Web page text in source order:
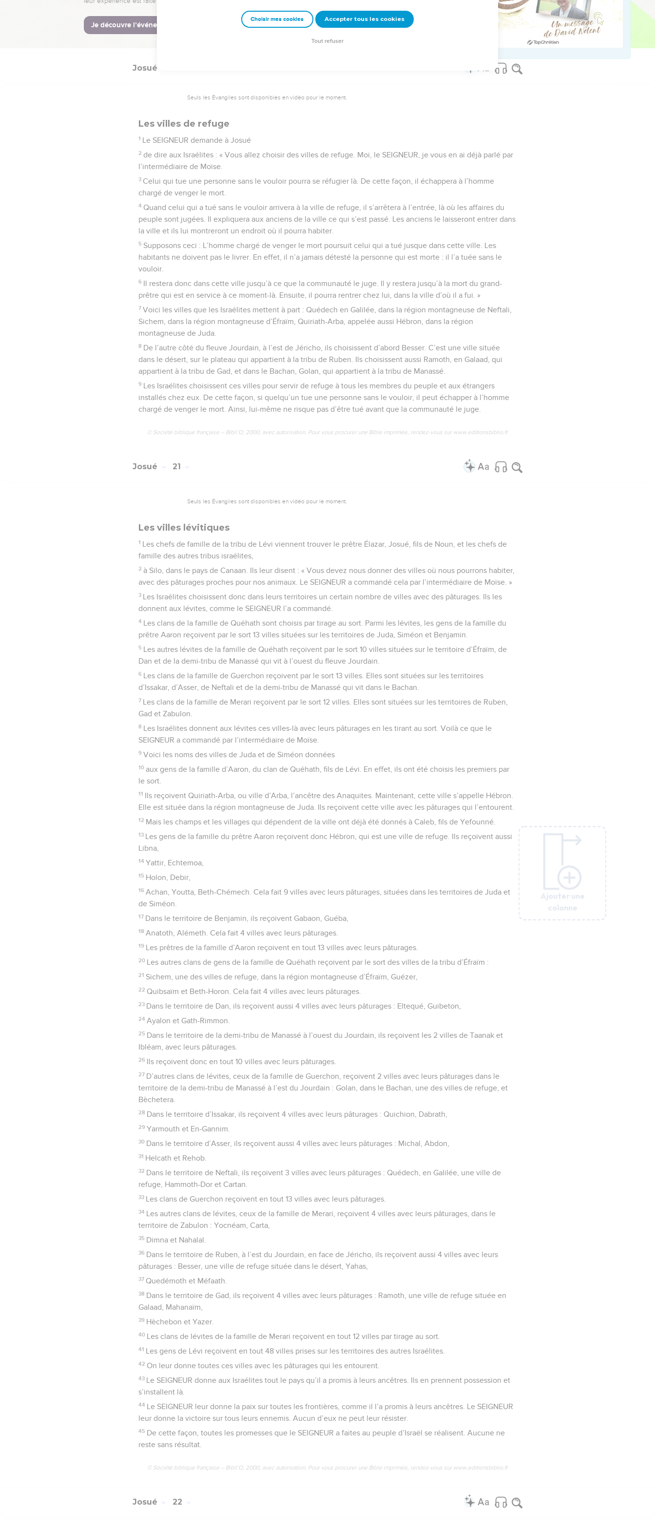
C’est ainsi qu’ils ont fini de partager le pays de Canaan.
© Société biblique française – Bibli’O, 2000, avec autorisation. Pour vous procurer une Bible imprimée, rendez-vous sur www.editionsbiblio.fr
Ajouter une
colonne
Josué
Seuls les Évangiles sont disponibles en vidéo pour le moment.
Les villes de refuge
1 Le SEIGNEUR demande à Josué
2 de dire aux Israélites : « Vous allez choisir des villes de refuge. Moi, le SEIGNEUR, je vous en ai déjà parlé par
l’intermédiaire de Moïse.
3 Celui qui tue une personne sans le vouloir pourra se réfugier là. De cette façon, il échappera à l’homme
chargé de venger le mort.
4 Quand celui qui a tué sans le vouloir arrivera à la ville de refuge, il s’arrêtera à l’entrée, là où les affaires du
peuple sont jugées. Il expliquera aux anciens de la ville ce qui s’est passé. Les anciens le laisseront entrer dans
la ville et ils lui montreront un endroit où il pourra habiter.
5 Supposons ceci : L’homme chargé de venger le mort poursuit celui qui a tué jusque dans cette ville. Les
habitants ne doivent pas le livrer. En effet, il n’a jamais détesté la personne qui est morte : il l’a tuée sans le
vouloir.
6 Il restera donc dans cette ville jusqu’à ce que la communauté le juge. Il y restera jusqu’à la mort du grand-
prêtre qui est en service à ce moment-là. Ensuite, il pourra rentrer chez lui, dans la ville d’où il a fui. »
7 Voici les villes que les Israélites mettent à part : Quédech en Galilée, dans la région montagneuse de Neftali,
Sichem, dans la région montagneuse d’Éfraïm, Quiriath-Arba, appelée aussi Hébron, dans la région
montagneuse de Juda.
8 De l’autre côté du fleuve Jourdain, à l’est de Jéricho, ils choisissent d’abord Besser. C’est une ville située
dans le désert, sur le plateau qui appartient à la tribu de Ruben. Ils choisissent aussi Ramoth, en Galaad, qui
appartient à la tribu de Gad, et dans le Bachan, Golan, qui appartient à la tribu de Manassé.
9 Les Israélites choisissent ces villes pour servir de refuge à tous les membres du peuple et aux étrangers
installés chez eux. De cette façon, si quelqu’un tue une personne sans le vouloir, il peut échapper à l’homme
chargé de venger le mort. Ainsi, lui-même ne risque pas d’être tué avant que la communauté le juge.
© Société biblique française – Bibli’O, 2000, avec autorisation. Pour vous procurer une Bible imprimée, rendez-vous sur www.editionsbiblio.fr
Ajouter une
colonne
Josué 21
Seuls les Évangiles sont disponibles en vidéo pour le moment.
Les villes lévitiques
1 Les chefs de famille de la tribu de Lévi viennent trouver le prêtre Élazar, Josué, fils de Noun, et les chefs de
famille des autres tribus israélites,
2 à Silo, dans le pays de Canaan. Ils leur disent : « Vous devez nous donner des villes où nous pourrons habiter,
avec des pâturages proches pour nos animaux. Le SEIGNEUR a commandé cela par l’intermédiaire de Moïse. »
3 Les Israélites choisissent donc dans leurs territoires un certain nombre de villes avec des pâturages. Ils les
donnent aux lévites, comme le SEIGNEUR l’a commandé.
4 Les clans de la famille de Quéhath sont choisis par tirage au sort. Parmi les lévites, les gens de la famille du
prêtre Aaron reçoivent par le sort 13 villes situées sur les territoires de Juda, Siméon et Benjamin.
5 Les autres lévites de la famille de Quéhath reçoivent par le sort 10 villes situées sur le territoire d’Éfraïm, de
Dan et de la demi-tribu de Manassé qui vit à l’ouest du fleuve Jourdain.
6 Les clans de la famille de Guerchon reçoivent par le sort 13 villes. Elles sont situées sur les territoires
d’Issakar, d’Asser, de Neftali et de la demi-tribu de Manassé qui vit dans le Bachan.
7 Les clans de la famille de Merari reçoivent par le sort 12 villes. Elles sont situées sur les territoires de Ruben,
Gad et Zabulon.
8 Les Israélites donnent aux lévites ces villes-là avec leurs pâturages en les tirant au sort. Voilà ce que le
SEIGNEUR a commandé par l’intermédiaire de Moïse.
9 Voici les noms des villes de Juda et de Siméon données
10 aux gens de la famille d’Aaron, du clan de Quéhath, fils de Lévi. En effet, ils ont été choisis les premiers par
le sort.
11 Ils reçoivent Quiriath-Arba, ou ville d’Arba, l’ancêtre des Anaquites. Maintenant, cette ville s’appelle Hébron.
Elle est située dans la région montagneuse de Juda. Ils reçoivent cette ville avec les pâturages qui l’entourent.
12 Mais les champs et les villages qui dépendent de la ville ont déjà été donnés à Caleb, fils de Yefounné.
13 Les gens de la famille du prêtre Aaron reçoivent donc Hébron, qui est une ville de refuge. Ils reçoivent aussi
Libna,
14 Yattir, Echtemoa,
15 Holon, Debir,
16 Achan, Youtta, Beth-Chémech. Cela fait 9 villes avec leurs pâturages, situées dans les territoires de Juda et
de Siméon.
17 Dans le territoire de Benjamin, ils reçoivent Gabaon, Guéba,
18 Anatoth, Alémeth. Cela fait 4 villes avec leurs pâturages.
19 Les prêtres de la famille d’Aaron reçoivent en tout 13 villes avec leurs pâturages.
20 Les autres clans de gens de la famille de Quéhath reçoivent par le sort des villes de la tribu d’Éfraïm :
21 Sichem, une des villes de refuge, dans la région montagneuse d’Éfraïm, Guézer,
22 Quibsaïm et Beth-Horon. Cela fait 4 villes avec leurs pâturages.
23 Dans le territoire de Dan, ils reçoivent aussi 4 villes avec leurs pâturages : Eltequé, Guibeton,
24 Ayalon et Gath-Rimmon.
25 Dans le territoire de la demi-tribu de Manassé à l’ouest du Jourdain, ils reçoivent les 2 villes de Taanak et
Ibléam, avec leurs pâturages.
26 Ils reçoivent donc en tout 10 villes avec leurs pâturages.
27 D’autres clans de lévites, ceux de la famille de Guerchon, reçoivent 2 villes avec leurs pâturages dans le
territoire de la demi-tribu de Manassé à l’est du Jourdain : Golan, dans le Bachan, une des villes de refuge, et
Bèchetera.
28 Dans le territoire d’Issakar, ils reçoivent 4 villes avec leurs pâturages : Quichion, Dabrath,
29 Yarmouth et En-Gannim.
30 Dans le territoire d’Asser, ils reçoivent aussi 4 villes avec leurs pâturages : Michal, Abdon,
31 Helcath et Rehob.
32 Dans le territoire de Neftali, ils reçoivent 3 villes avec leurs pâturages : Quédech, en Galilée, une ville de
refuge, Hammoth-Dor et Cartan.
33 Les clans de Guerchon reçoivent en tout 13 villes avec leurs pâturages.
34 Les autres clans de lévites, ceux de la famille de Merari, reçoivent 4 villes avec leurs pâturages, dans le
territoire de Zabulon : Yocnéam, Carta,
35 Dimna et Nahalal.
36 Dans le territoire de Ruben, à l’est du Jourdain, en face de Jéricho, ils reçoivent aussi 4 villes avec leurs
pâturages : Besser, une ville de refuge située dans le désert, Yahas,
37 Quedémoth et Méfaath.
38 Dans le territoire de Gad, ils reçoivent 4 villes avec leurs pâturages : Ramoth, une ville de refuge située en
Galaad, Mahanaïm,
39 Hèchebon et Yazer.
40 Les clans de lévites de la famille de Merari reçoivent en tout 12 villes par tirage au sort.
41 Les gens de Lévi reçoivent en tout 48 villes prises sur les territoires des autres Israélites.
42 On leur donne toutes ces villes avec les pâturages qui les entourent.
43 Le SEIGNEUR donne aux Israélites tout le pays qu’il a promis à leurs ancêtres. Ils en prennent possession et
s’installent là.
44 Le SEIGNEUR leur donne la paix sur toutes les frontières, comme il l’a promis à leurs ancêtres. Le SEIGNEUR
leur donne la victoire sur tous leurs ennemis. Aucun d’eux ne peut leur résister.
45 De cette façon, toutes les promesses que le SEIGNEUR a faites au peuple d’Israël se réalisent. Aucune ne
reste sans résultat.
© Société biblique française – Bibli’O, 2000, avec autorisation. Pour vous procurer une Bible imprimée, rendez-vous sur www.editionsbiblio.fr
Ajouter une
colonne
Josué 22
Ajouter une
colonne
Ajouter une
colonne
Choisir mes cookies Accepter tous les cookies
Tout refuser